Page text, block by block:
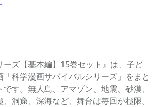
ーズ【基本編】15巻セット』は、子ど
「科学漫画サバイバルシリーズ」をまと
す。無人島、アマゾン、地震、砂漠、
洞窟、深海など、舞台は毎回が極限。